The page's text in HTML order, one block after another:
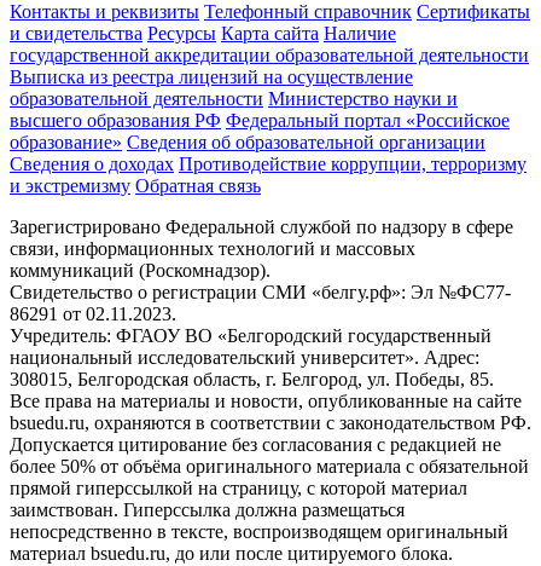
Контакты и реквизиты Телефонный справочник Сертификаты
и свидетельства Ресурсы Карта сайта Наличие
государственной аккредитации образовательной деятельности
Выписка из реестра лицензий на осуществление
образовательной деятельности Министерствo науки и
высшего образования РФ Федеральный портал «Российское
образование» Сведения об образовательной организации
Сведения о доходах Противодействие коррупции, терроризму
и экстремизму Обратная связь
Зарегистрировано Федеральной службой по надзору в сфере
связи, информационных технологий и массовых
коммуникаций (Роскомнадзор).
Свидетельство о регистрации СМИ «белгу.рф»: Эл №ФС77-
86291 от 02.11.2023.
Учредитель: ФГАОУ ВО «Белгородский государственный
национальный исследовательский университет». Адрес:
308015, Белгородская область, г. Белгород, ул. Победы, 85.
Все права на материалы и новости, опубликованные на сайте
bsuedu.ru, охраняются в соответствии с законодательством РФ.
Допускается цитирование без согласования с редакцией не
более 50% от объёма оригинального материала с обязательной
прямой гиперссылкой на страницу, с которой материал
заимствован. Гиперссылка должна размещаться
непосредственно в тексте, воспроизводящем оригинальный
материал bsuedu.ru, до или после цитируемого блока.